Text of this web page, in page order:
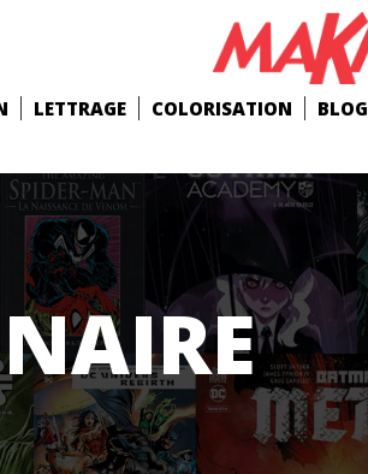
LETTRAGE COLORISATION BLOG